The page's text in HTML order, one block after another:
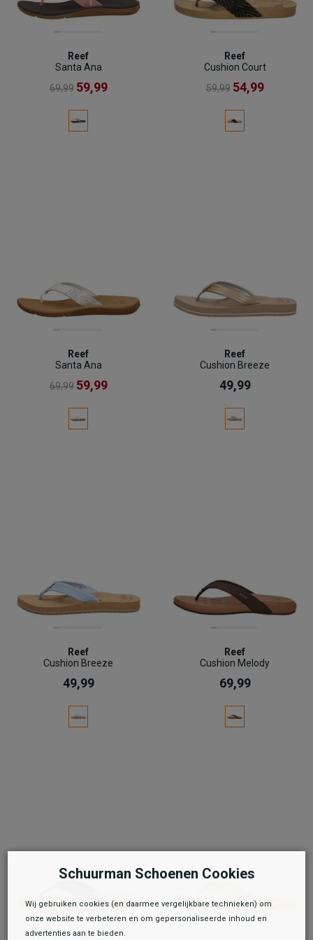
Reef
Santa Ana
69,99 59,99
Reef
Cushion Court
59,99 54,99
Reef
Santa Ana
69,99 59,99
Reef
Cushion Breeze
49,99
Reef
Cushion Breeze
49,99
Reef
Cushion Melody
69,99
Schuurman Schoenen Cookies
Wij gebruiken cookies (en daarmee vergelijkbare technieken) om
onze website te verbeteren en om gepersonaliseerde inhoud en
advertenties aan te bieden.